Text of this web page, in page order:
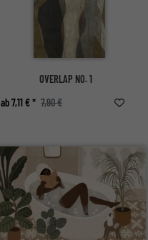
OVERLAP NO. 1
ab 7,11 € * 7,90 €